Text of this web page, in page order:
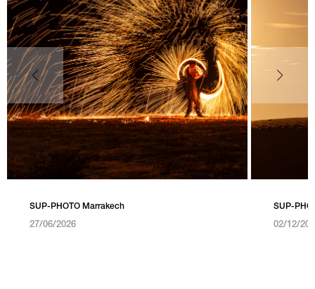
SUP-PHOTO Marrakech
27/06/2026
SUP-
02/12/